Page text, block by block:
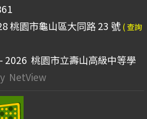
桃園市龜山區大同路 23 號 ( 查詢
2026 桃園市立壽山高級中等學
NetView